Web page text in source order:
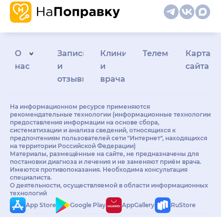
О
нас
Запись
и
отзывы
Клиникам
и
врачам
Телемедицина
Карта
сайта
На информационном ресурсе применяются
рекомендательные технологии (информационные технологии
предоставления информации на основе сбора,
систематизации и анализа сведений, относящихся к
предпочтениям пользователей сети "Интернет", находящихся
на территории Российской Федерации)
Материалы, размещённые на сайте, не предназначены для
постановки диагноза и лечения и не заменяют приём врача.
Имеются противопоказания. Необходима консультация
специалиста.
О деятельности, осуществляемой в области информационных
технологий
App Store
Google Play AppGallery RuStore